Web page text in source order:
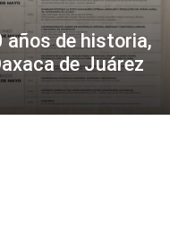
años de historia,
de Juárez